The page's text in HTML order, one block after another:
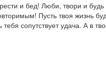
и бед! Люби, твори и будь
Пусть твоя жизнь
сопутствует удача. А в